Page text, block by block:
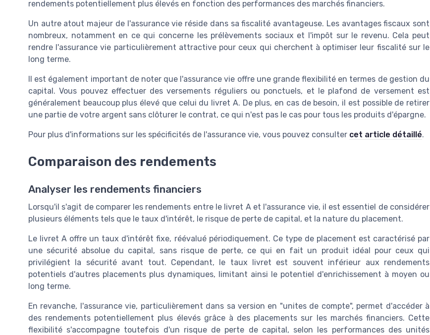
rendements potentiellement plus élevés en fonction des performances des marchés financiers.
Un autre atout majeur de l'assurance vie réside dans sa fiscalité avantageuse. Les avantages fiscaux sont
nombreux, notamment en ce qui concerne les prélèvements sociaux et l'impôt sur le revenu. Cela peut
rendre l'assurance vie particulièrement attractive pour ceux qui cherchent à optimiser leur fiscalité sur le
long terme.
Il est également important de noter que l'assurance vie offre une grande flexibilité en termes de gestion du
capital. Vous pouvez effectuer des versements réguliers ou ponctuels, et le plafond de versement est
généralement beaucoup plus élevé que celui du livret A. De plus, en cas de besoin, il est possible de retirer
une partie de votre argent sans clôturer le contrat, ce qui n'est pas le cas pour tous les produits d'épargne.
Pour plus d'informations sur les spécificités de l'assurance vie, vous pouvez consulter cet article détaillé.
Comparaison des rendements
Analyser les rendements financiers
Lorsqu'il s'agit de comparer les rendements entre le livret A et l'assurance vie, il est essentiel de considérer
plusieurs éléments tels que le taux d'intérêt, le risque de perte de capital, et la nature du placement.
Le livret A offre un taux d'intérêt fixe, réévalué périodiquement. Ce type de placement est caractérisé par
une sécurité absolue du capital, sans risque de perte, ce qui en fait un produit idéal pour ceux qui
privilégient la sécurité avant tout. Cependant, le taux livret est souvent inférieur aux rendements
potentiels d'autres placements plus dynamiques, limitant ainsi le potentiel d'enrichissement à moyen ou
long terme.
En revanche, l'assurance vie, particulièrement dans sa version en "unites de compte", permet d'accéder à
des rendements potentiellement plus élevés grâce à des placements sur les marchés financiers. Cette
flexibilité s'accompagne toutefois d'un risque de perte de capital, selon les performances des unités